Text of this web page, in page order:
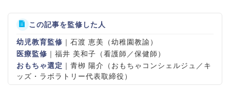
この記事を監修した人
幼児教育監修 ｜石渡 恵美（幼稚園教諭）
医療監修 ｜福井 美和子（看護師／保健師）
おもちゃ選定 ｜青栁 陽介（おもちゃコンシェルジュ／キ
ッズ・ラボラトリー代表取締役）